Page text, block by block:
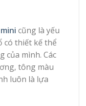
cũng là yếu
có thiết kế thể
của mình. Các
tông màu
luôn là lựa